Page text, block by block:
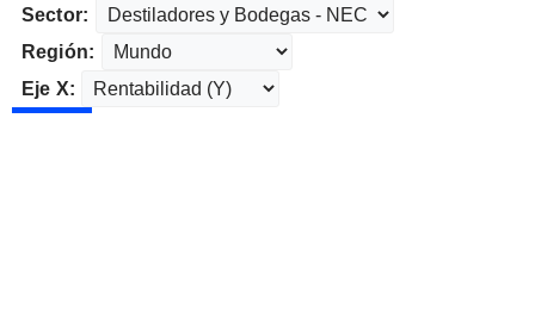
Sector:
Región:
Eje X: